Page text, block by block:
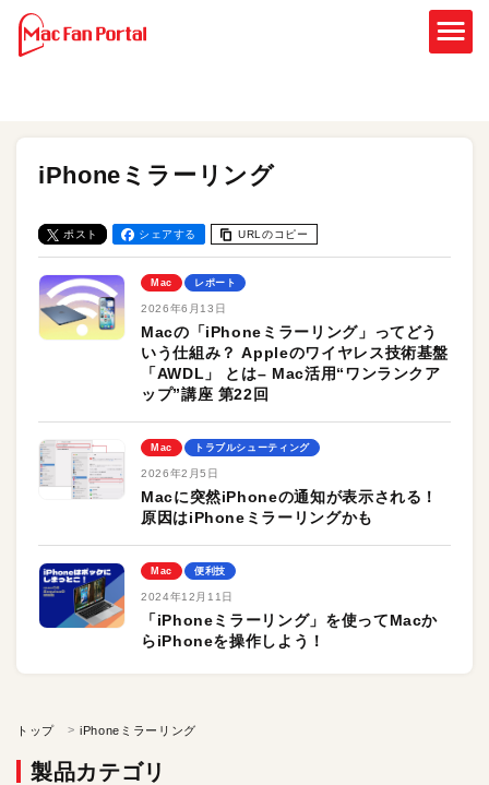
iPhoneミラーリング
ポスト シェアする URLのコピー
Mac レポート
2026年6月13日
Macの「iPhoneミラーリング」ってどう
いう仕組み？ Appleのワイヤレス技術基盤
「AWDL」 とは– Mac活用“ワンランクア
ップ”講座 第22回
Mac トラブルシューティング
2026年2月5日
Macに突然iPhoneの通知が表示される！
原因はiPhoneミラーリングかも
Mac 便利技
2024年12月11日
「iPhoneミラーリング」を使ってMacか
らiPhoneを操作しよう！
トップ iPhoneミラーリング
製品カテゴリ